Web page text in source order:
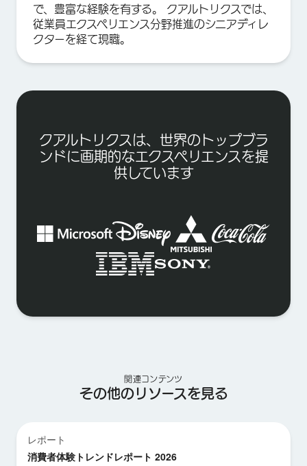
で、豊富な経験を有する。 クアルトリクスでは、
従業員エクスペリエンス分野推進のシニアディレ
クターを経て現職。
クアルトリクスは、世界のトップブラ
ンドに画期的なエクスペリエンスを提
供しています
関連コンテンツ
その他のリソースを見る
レポート
消費者体験トレンドレポート 2026